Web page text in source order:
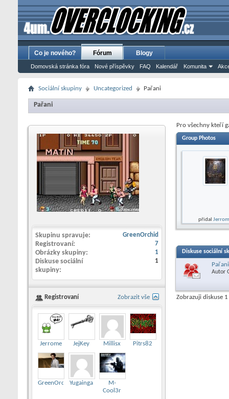
Co je nového? Fórum
Domovská stránka fóra Nové příspěvky FAQ Kalendář Komunita
Blogy
Sociální skupiny Uncategorized Pařani
Pařani
Pro všechny kteří
Group Photos
přidal
Diskuse sociální
Pařani
Autor
Zobrazuji diskuse 1
Skupinu spravuje GreenOrchid
Registrovaní 7
Obrázky skupiny 1
Diskuse sociální
skupiny
1
Zobrazit vše
Registrovaní
Jerrome JejKey Millisx Pitrs82
GreenOrchidYugainga
M-
Cool3r